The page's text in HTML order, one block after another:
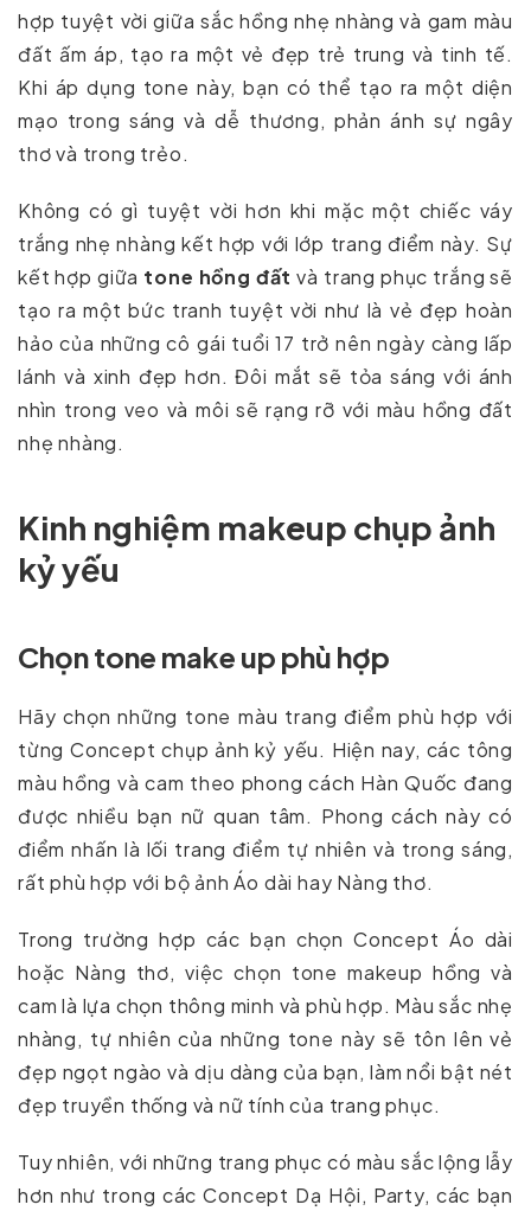
hợp tuyệt vời giữa sắc hồng nhẹ nhàng và gam màu
đất ấm áp, tạo ra một vẻ đẹp trẻ trung và tinh tế.
Khi áp dụng tone này, bạn có thể tạo ra một diện
mạo trong sáng và dễ thương, phản ánh sự ngây
thơ và trong trẻo.
Không có gì tuyệt vời hơn khi mặc một chiếc váy
trắng nhẹ nhàng kết hợp với lớp trang điểm này. Sự
kết hợp giữa tone hồng đất và trang phục trắng sẽ
tạo ra một bức tranh tuyệt vời như là vẻ đẹp hoàn
hảo của những cô gái tuổi 17 trở nên ngày càng lấp
lánh và xinh đẹp hơn. Đôi mắt sẽ tỏa sáng với ánh
nhìn trong veo và môi sẽ rạng rỡ với màu hồng đất
nhẹ nhàng.
Kinh nghiệm makeup chụp ảnh
kỷ yếu
Chọn tone make up phù hợp
Hãy chọn những tone màu trang điểm phù hợp với
từng Concept chụp ảnh kỷ yếu. Hiện nay, các tông
màu hồng và cam theo phong cách Hàn Quốc đang
được nhiều bạn nữ quan tâm. Phong cách này có
điểm nhấn là lối trang điểm tự nhiên và trong sáng,
rất phù hợp với bộ ảnh Áo dài hay Nàng thơ.
Trong trường hợp các bạn chọn Concept Áo dài
hoặc Nàng thơ, việc chọn tone makeup hồng và
cam là lựa chọn thông minh và phù hợp. Màu sắc nhẹ
nhàng, tự nhiên của những tone này sẽ tôn lên vẻ
đẹp ngọt ngào và dịu dàng của bạn, làm nổi bật nét
đẹp truyền thống và nữ tính của trang phục.
Tuy nhiên, với những trang phục có màu sắc lộng lẫy
hơn như trong các Concept Dạ Hội, Party, các bạn